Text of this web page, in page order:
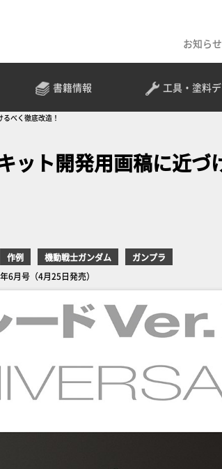
お知らせ
書籍情報 工具・塗料
べく徹底改造！
ット開発用画稿に近づ
作例 機動戦士ガンダム
ガンプラ
月号（4月25日発売）